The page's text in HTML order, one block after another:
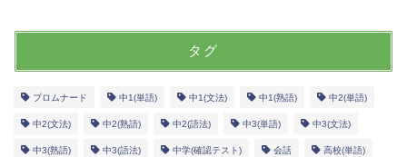
タグ
プロムナード 中1(単語) 中1(文法) 中1(熟語) 中2(単語)
中2(文法) 中2(熟語) 中2(語法) 中3(単語) 中3(文法)
中3(熟語) 中3(語法) 中学(確認テスト) 会話 高校(単語)